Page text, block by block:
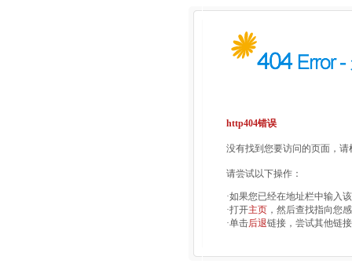
http404错误
没有找到您要访问的页面，
请尝试以下操作：
·如果您已经在地址栏中输入
·打开主页 ，然后查找指向您
·单击后退链接，尝试其他链